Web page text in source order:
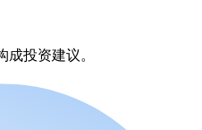
投资建议。